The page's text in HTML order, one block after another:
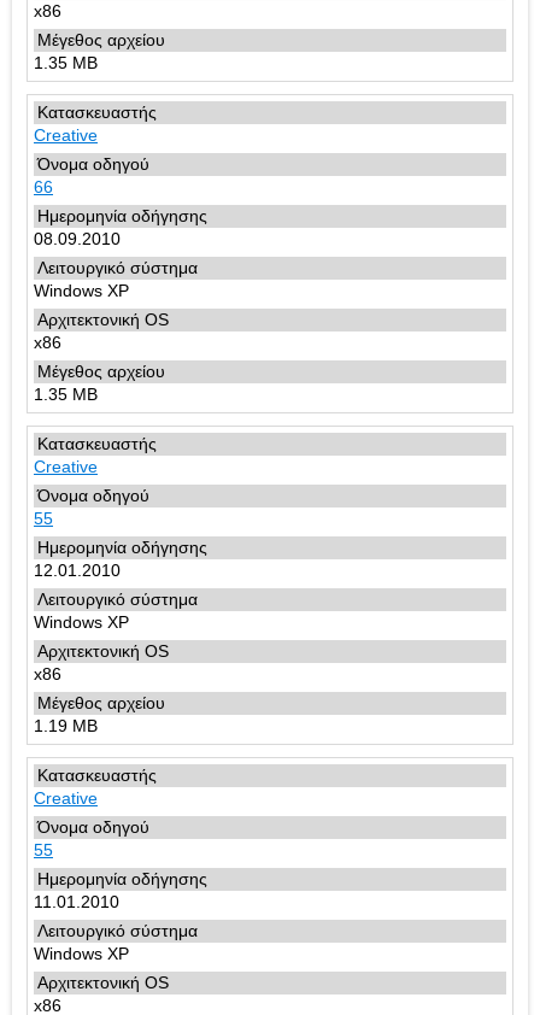
x86
1.35 MB
Creative
66
08.09.2010
Windows XP
x86
1.35 MB
Creative
55
12.01.2010
Windows XP
x86
1.19 MB
Creative
55
11.01.2010
Windows XP
x86